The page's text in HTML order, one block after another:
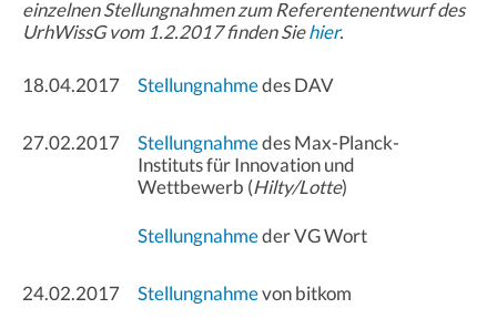
einzelnen Stellungnahmen zum Referentenentwurf des
UrhWissG vom 1.2.2017 finden Siehier.
18.04.2017 Stellungnahmedes DAV
27.02.2017 Stellungnahmedes Max-Planck-
Instituts für Innovation und
Wettbewerb (Hilty/Lotte)
Stellungnahmeder VG Wort
24.02.2017 Stellungnahmevon bitkom